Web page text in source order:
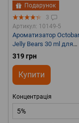
Подарунок
3
Артикул: 10149-5
Ароматизатор
Jelly Bears 30 ml для
самозамісу
319 грн
Купити
Концентрація
5%